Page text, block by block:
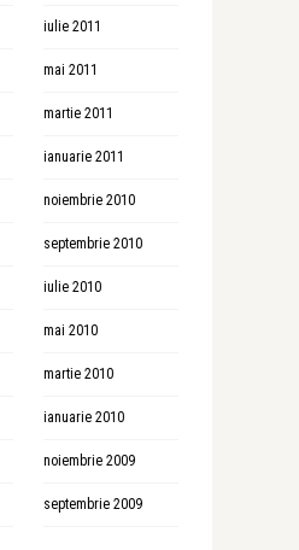
iulie 2011
mai 2011
martie 2011
ianuarie 2011
noiembrie 2010
septembrie 2010
iulie 2010
mai 2010
martie 2010
ianuarie 2010
noiembrie 2009
septembrie 2009